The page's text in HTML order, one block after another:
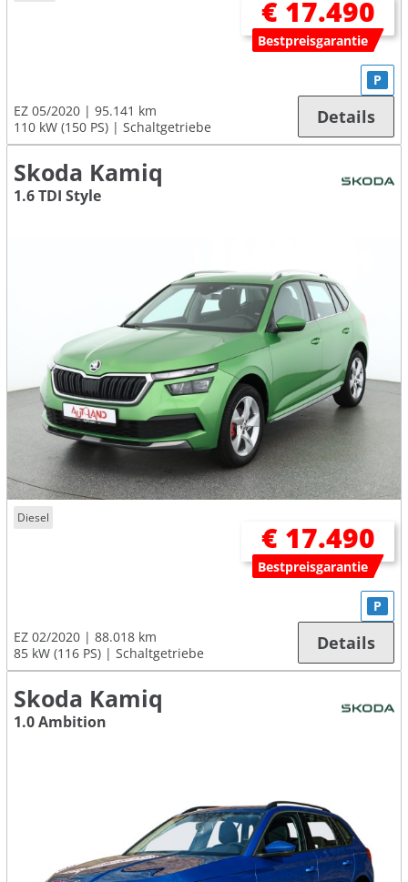
€ 17.490
Bestpreisgarantie
EZ 05/2020
95.141 km
110 kW (150 PS)
Schaltgetriebe
P
Details
Skoda Kamiq
1.6 TDI Style
Diesel
€ 17.490
Bestpreisgarantie
EZ 02/2020
88.018 km
85 kW (116 PS)
Schaltgetriebe
P
Details
Skoda Kamiq
1.0 Ambition